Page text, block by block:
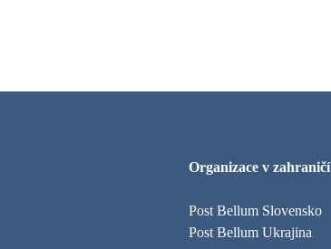
Organizace v zahraničí
Post Bellum Slovensko
Post Bellum Ukrajina